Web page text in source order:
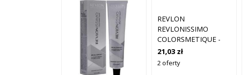
REVLON
REVLONISSIMO
COLORSMETIQUE -
KREMOWA FARBA DO
WŁOSÓW, 60ML 7,01
| ŚREDNI
21,03 zł
2 oferty